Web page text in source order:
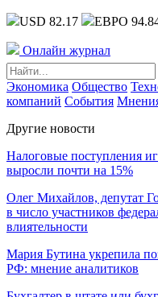
USD 82.17 ЕВРО
Онлайн журнал
Экономика Общество
компаний События
Другие новости
Налоговые поступления
выросли почти на 15%
Олег Михайлов, депутат
в число участников
влиятельности
Мария Бутина укрепила
РФ: мнение аналитиков